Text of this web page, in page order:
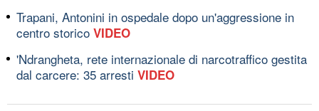
Trapani, Antonini in ospedale dopo un'aggressione in
centro storico VIDEO
'Ndrangheta, rete internazionale di narcotraffico gestita
dal carcere: 35 arresti VIDEO